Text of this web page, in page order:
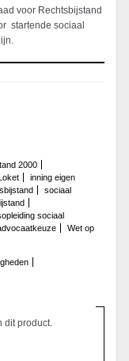
voor Rechtsbijstand
startende sociaal
2000
inning eigen
sociaal
sociaal
Wet op
dit product.